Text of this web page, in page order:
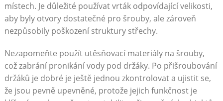
místech. Je důležité používat vrták⁢ odpovídající velikosti,
aby‍ byly otvory dostatečné pro šrouby, ale zároveň
nezpůsobily poškození struktury střechy.
Nezapomeňte použít‌ utěsňovací materiály ⁤na šrouby,
což zabrání pronikání vody ‌pod ⁢držáky. Po přišroubování
držáků je ​dobré je ještě jednou zkontrolovat a ‍ujistit se,
že jsou pevně upevněné, protože jejich funkčnost je